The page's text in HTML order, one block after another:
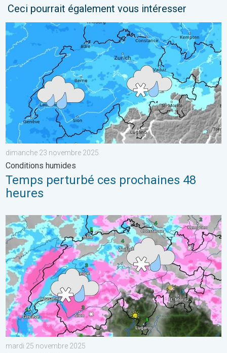
Ceci pourrait également vous intéresser
Temps perturbé ces prochaines 48 heures. Conditions
dimanche 23 novembre 2025
Conditions humides
Temps perturbé ces prochaines 48
heures
Neige à basse altitude en Suisse. Temps plutôt hivernal. . .
mardi 25 novembre 2025